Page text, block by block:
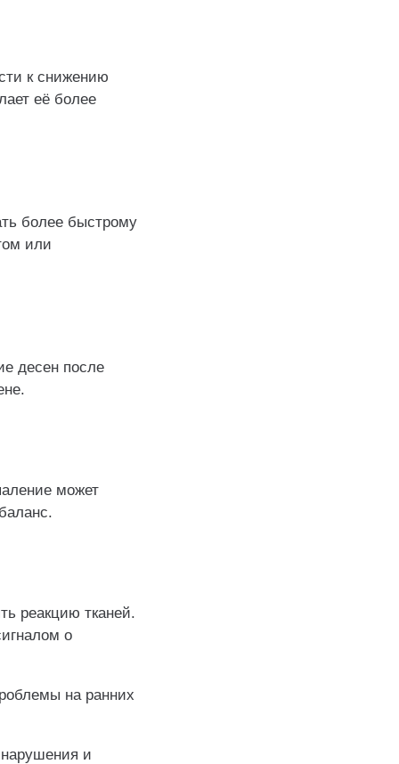
к снижению
её более
более быстрому
или
десен после
может
реакцию тканей.
о
на ранних
и